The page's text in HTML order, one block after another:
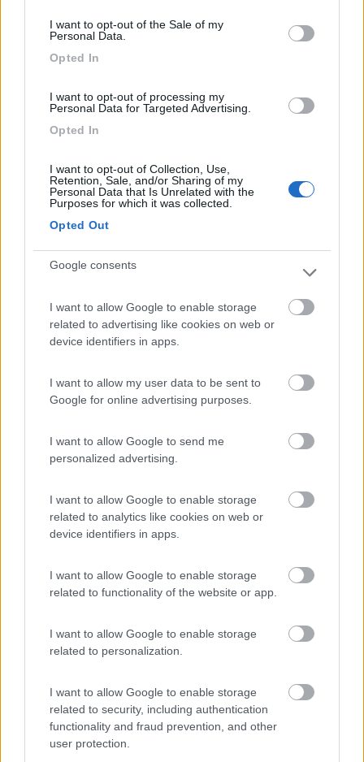
I want to opt-out of the Sale of my
Personal Data.
Opted In
I want to opt-out of processing my
Personal Data for Targeted Advertising.
Opted In
I want to opt-out of Collection, Use,
Retention, Sale, and/or Sharing of my
Personal Data that Is Unrelated with the
Purposes for which it was collected.
Opted Out
Google consents
I want to allow Google to enable storage
related to advertising like cookies on web or
device identifiers in apps.
I want to allow my user data to be sent to
Google for online advertising purposes.
I want to allow Google to send me
personalized advertising.
I want to allow Google to enable storage
related to analytics like cookies on web or
device identifiers in apps.
I want to allow Google to enable storage
related to functionality of the website or app.
I want to allow Google to enable storage
related to personalization.
I want to allow Google to enable storage
related to security, including authentication
functionality and fraud prevention, and other
user protection.
Inserito il20/11/2023 alle:11:23:41
In risposta al messaggio di
sostituire.
Se è la batteria, ho dei dubbi che passi in garanzia, e dovrebbe
se invece è un problema elettronico, è un altro discorso
giorgioste
Inserito il20/11/2023 alle:
11:23:41
Se è la batteria, ho dei dubbi che passi in garanzia, e dovrebbe essere
Nelle clausole c'è scritto
Sono esclusi dalla garanzia anche i materiali soggetti ad usura
(inclusi fusibili, batterie, cinghie, ventole o le parti meccaniche
connesse) salvo che l’usura o il danno siano imputabili ad un
consegna.
Per esperienza diretta ritengo la Garmin una società seria, di
batteria per un navigatore di un mese. Al limite fa qualche
verifica quando gli arriva in laboratorio.
Il dubbio è l'inizio della conoscenza.
impiegatodel...